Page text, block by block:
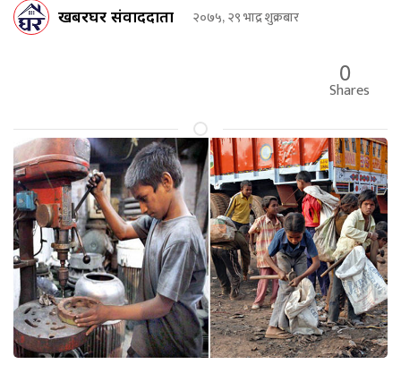
खबरघर संवाददाता २०७५, २९ भाद्र शुक्रबार
0
Shares